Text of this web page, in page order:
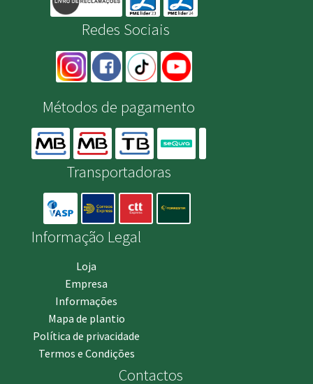
Redes Sociais
Métodos de pagamento
Transportadoras
Informação Legal
Loja
Empresa
Informações
Mapa de plantio
Política de privacidade
Termos e Condições
Contactos